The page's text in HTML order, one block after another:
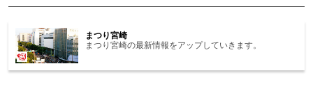
まつり宮崎
まつり宮崎の最新情報をアップしていきます。